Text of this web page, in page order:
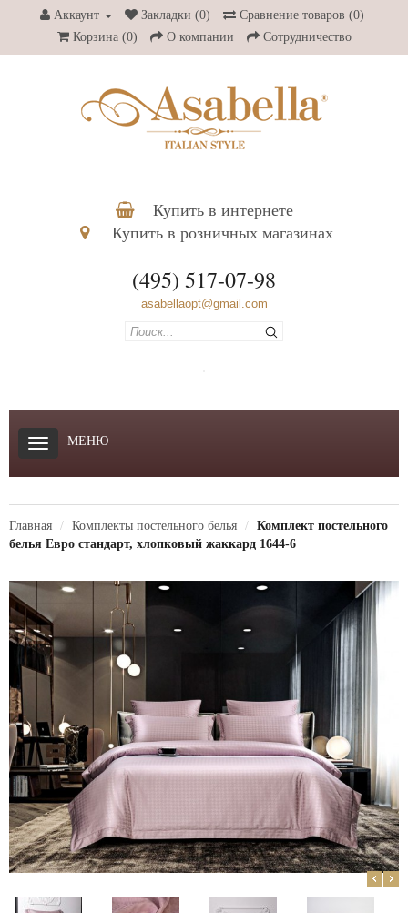
Аккаунт Закладки (0)
Сравнение товаров (0)
Корзина (0) О компании Сотрудничество
Купить в интернете
Купить в розничных магазинах
(495) 517-07-98
asabellaopt@gmail.com
МЕНЮ
Главная Комплекты постельного белья
Комплект постельного
белья Евро стандарт, хлопковый жаккард 1644-6